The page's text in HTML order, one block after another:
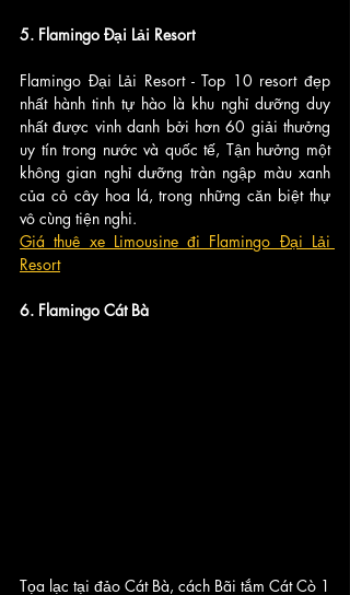
5. Flamingo Đại Lải Resort
Flamingo Đại Lải Resort - Top 10 resort đẹp
nhất hành tinh tự hào là khu nghỉ dưỡng duy
nhất được vinh danh bởi hơn 60 giải thưởng
uy tín trong nước và quốc tế, Tận hưởng một
không gian nghỉ dưỡng tràn ngập màu xanh
của cỏ cây hoa lá, trong những căn biệt thự
vô cùng tiện nghi.
Giá thuê xe Limousine đi Flamingo Đại Lải
Resort
6. Flamingo Cát Bà
Tọa lạc tại đảo Cát Bà, cách Bãi tắm Cát Cò 1